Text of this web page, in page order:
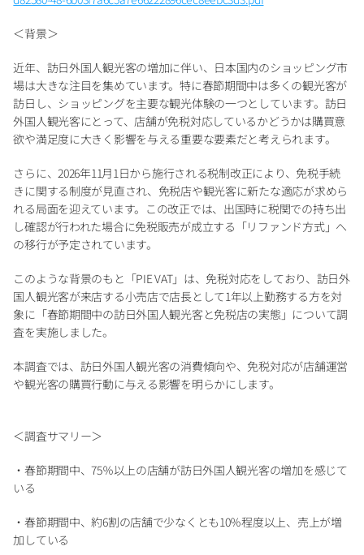
＜背景＞
近年、訪日外国人観光客の増加に伴い、日本国内のショッピング市
場は大きな注目を集めています。特に春節期間中は多くの観光客が
訪日し、ショッピングを主要な観光体験の一つとしています。訪日
外国人観光客にとって、店舗が免税対応しているかどうかは購買意
欲や満足度に大きく影響を与える重要な要素だと考えられます。
さらに、2026年11月1日から施行される税制改正により、免税手続
きに関する制度が見直され、免税店や観光客に新たな適応が求めら
れる局面を迎えています。この改正では、出国時に税関での持ち出
し確認が行われた場合に免税販売が成立する「リファンド方式」へ
の移行が予定されています。
このような背景のもと「PIE VAT」は、免税対応をしており、訪日外
国人観光客が来店する小売店で店長として1年以上勤務する方を対
象に「春節期間中の訪日外国人観光客と免税店の実態」について調
査を実施しました。
本調査では、訪日外国人観光客の消費傾向や、免税対応が店舗運営
や観光客の購買行動に与える影響を明らかにします。
＜調査サマリー＞
・春節期間中、75％以上の店舗が訪日外国人観光客の増加を感じて
いる
・春節期間中、約6割の店舗で少なくとも10％程度以上、売上が増
加している